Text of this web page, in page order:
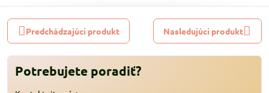
Predchádzajúci produkt Nasledujúci produkt
Potrebujete poradiť?